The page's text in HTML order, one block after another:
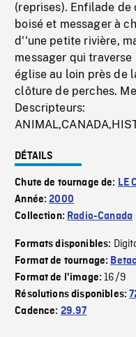
(reprises). Enfilade
boisé et messager à
d''une petite rivière,
messager qui
église au loin près de
clôture de perches.
Descripteurs:
DÉTAILS
Chute de tournage de: LE
Année:2000
Collection: Radio-Canada
Formats disponibles:
Format de tournage:
Format de l'image:16/9
Résolutions disponibles:
Cadence: 29.97